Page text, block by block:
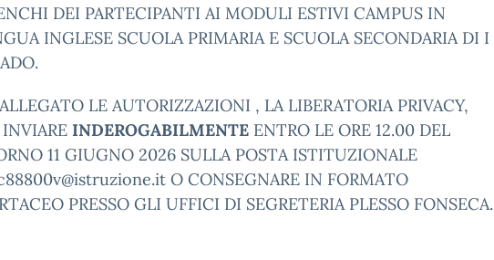
DEI PARTECIPANTI AI MODULI ESTIVI CAMPUS IN
INGLESE SCUOLA PRIMARIA E SCUOLA SECONDARIA DI I
LE AUTORIZZAZIONI , LA LIBERATORIA PRIVACY,
INDEROGABILMENTE ENTRO LE ORE 12.00 DEL
11 GIUGNO 2026 SULLA POSTA ISTITUZIONALE
O CONSEGNARE IN FORMATO
PRESSO GLI UFFICI DI SEGRETERIA PLESSO FONSECA.